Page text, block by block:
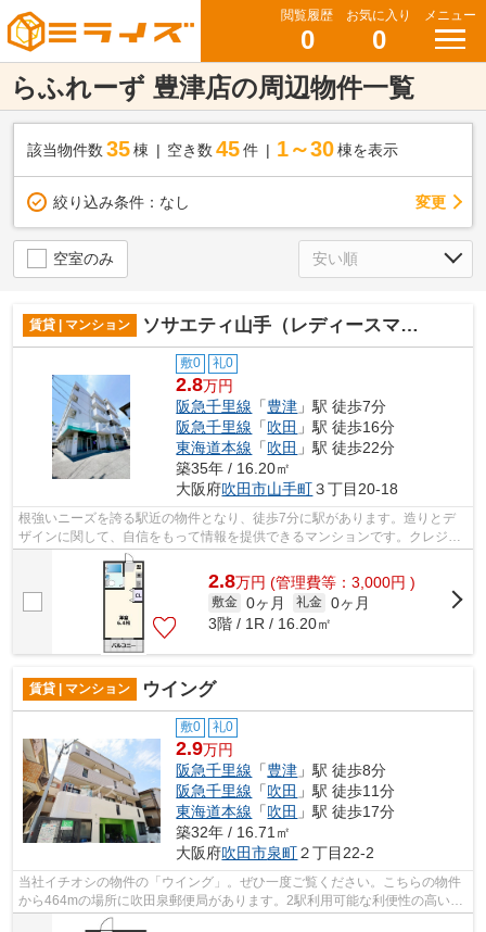
閲覧履歴
0
お気に入り
0
メニュー
らふれーず 豊津店の周辺物件一覧
該当物件数 35棟 空き数 45 件 1～30 棟を表示
絞り込み条件： なし 変更
空室のみ
賃貸 | マンション ソサエティ山手（レディースマンション）
敷0 礼0
2.8万円
阪急千里線 「豊津 」駅 徒歩7分
阪急千里線 「吹田 」駅 徒歩16分
東海道本線 「吹田 」駅 徒歩22分
築35年 / 16.20㎡
大阪府吹田市山手町３丁目20-18
根強いニーズを誇る駅近の物件となり、徒歩7分に駅があります。造りとデ
ザインに関して、自信をもって情報を提供できるマンションです。クレジッ
トカードで初期費用をお支払いいただけ...
2.8万円 (管理費等：3,000円 )
敷金 0ヶ月 礼金 0ヶ月
3階 / 1R / 16.20㎡
賃貸 | マンション ウイング
敷0 礼0
2.9万円
阪急千里線 「豊津 」駅 徒歩8分
阪急千里線 「吹田 」駅 徒歩11分
東海道本線 「吹田 」駅 徒歩17分
築32年 / 16.71㎡
大阪府吹田市泉町２丁目22-2
当社イチオシの物件の「ウイング」。ぜひ一度ご覧ください。こちらの物件
から464mの場所に吹田泉郵便局があります。2駅利用可能な利便性の高い物
件です。自分好みの外観で選びたい方、...